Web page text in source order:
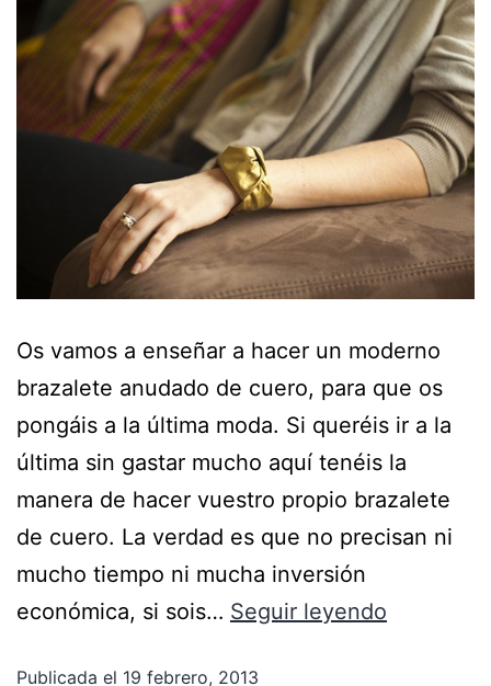
Os vamos a enseñar a hacer un moderno
brazalete anudado de cuero, para que os
pongáis a la última moda. Si queréis ir a la
última sin gastar mucho aquí tenéis la
manera de hacer vuestro propio brazalete
de cuero. La verdad es que no precisan ni
mucho tiempo ni mucha inversión
económica, si sois… Seguir leyendo
Publicada el 19 febrero, 2013